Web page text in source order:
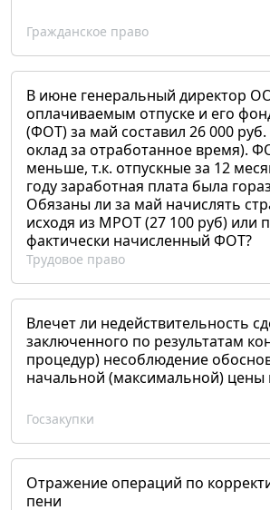
Гражданское право
В июне генеральный директор
оплачиваемым отпуске и его
(ФОТ) за май составил 26 000
оклад за отработанное время).
меньше, т.к. отпускные за 12
году заработная плата была
Обязаны ли за май начислять
исходя из МРОТ (27 100 руб) или
фактически начисленный ФОТ?
Трудовое право
Влечет ли недействительность
заключенного по результатам
процедур) несоблюдение
начальной (максимальной) цены
Госзакупки
Отражение операций по
пени